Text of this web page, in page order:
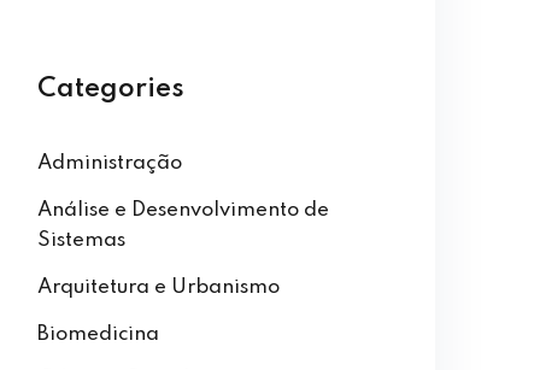
Categories
Administração
Análise e Desenvolvimento de
Sistemas
Arquitetura e Urbanismo
Biomedicina